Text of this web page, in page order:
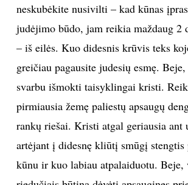
neskubėkite nusivilti – kad kūnas
judėjimo būdo, jam reikia maždaug 2
– iš eilės. Kuo didesnis krūvis teks
greičiau pagausite judesių esmę.
svarbu išmokti taisyklingai kristi.
pirmiausia žemę paliestų apsaugų
rankų riešai. Kristi atgal geriausia ant
artėjant į didesnę kliūtį smūgį
kūnu ir kuo labiau atpalaiduotu. Beje,